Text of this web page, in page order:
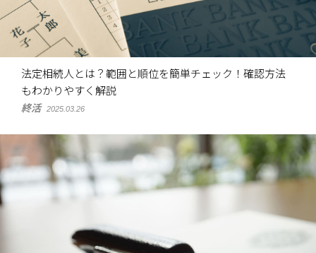
法定相続人とは？範囲と順位を簡単チェック！確認方法
もわかりやすく解説
終活 2025.03.26